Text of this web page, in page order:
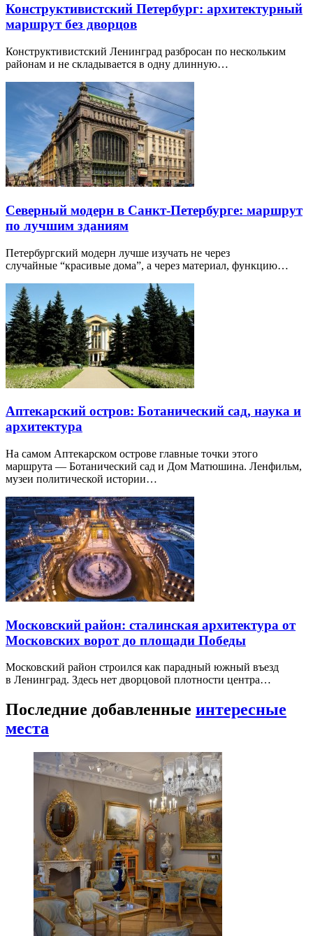
Конструктивистский Петербург: архитектурный
маршрут без дворцов
Конструктивистский Ленинград разбросан по нескольким
районам и не складывается в одну длинную…
Северный модерн в Санкт-Петербурге: маршрут
по лучшим зданиям
Петербургский модерн лучше изучать не через
случайные “красивые дома”, а через материал, функцию…
Аптекарский остров: Ботанический сад, наука и
архитектура
На самом Аптекарском острове главные точки этого
маршрута — Ботанический сад и Дом Матюшина. Ленфильм,
музеи политической истории…
Московский район: сталинская архитектура от
Московских ворот до площади Победы
Московский район строился как парадный южный въезд
в Ленинград. Здесь нет дворцовой плотности центра…
Последние добавленные интересные
места